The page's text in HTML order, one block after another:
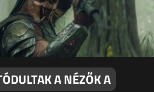
A NÉZŐK A